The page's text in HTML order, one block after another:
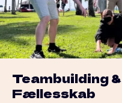
Teambuilding &
Fællesskab